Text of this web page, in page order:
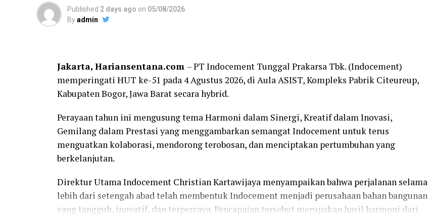
Published 2 days ago on 05/08/2026
Byadmin
Jakarta, Hariansentana.com – PT Indocement Tunggal Prakarsa Tbk. (Indocement)
memperingati HUT ke-51 pada 4 Agustus 2026, di Aula ASIST, Kompleks Pabrik Citeureup,
Kabupaten Bogor, Jawa Barat secara hybrid.
Perayaan tahun ini mengusung tema Harmoni dalam Sinergi, Kreatif dalam Inovasi,
Gemilang dalam Prestasi yang menggambarkan semangat Indocement untuk terus
menguatkan kolaborasi, mendorong terobosan, dan menciptakan pertumbuhan yang
berkelanjutan.
Direktur Utama Indocement Christian Kartawijaya menyampaikan bahwa perjalanan selama
lebih dari setengah abad telah membentuk Indocement menjadi perusahaan bahan bangunan
yang tangguh, inovatif, dan terpercaya. Pencapaian tersebut merupakan hasil harmoni dari